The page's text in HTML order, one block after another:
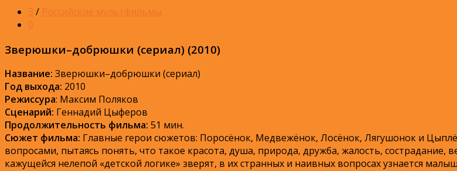
З / Российские мультфильмы
0
Зверюшки–добрюшки (сериал) (2010)
Название: Зверюшки–добрюшки (сериал)
Год выхода: 2010
Режиссура: Максим Поляков
Сценарий: Геннадий Цыферов
Продолжительность фильма: 51 мин.
Сюжет фильма: Главные герои сюжетов: Поросёнок, Медвежёнок, Лосёнок, Лягушонок и
вопросами, пытаясь понять, что такое красота, душа, природа, дружба, жалость, сострадание,
кажущейся нелепой «детской логике» зверят, в их странных и наивных вопросах узнается